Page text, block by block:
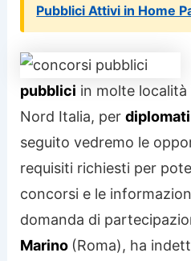
Pubblici Attivi in Home
pubblici in molte località
Nord Italia, perdiplomati
seguito vedremo le
requisiti richiesti per
concorsi e le
domanda di
Marino (Roma), ha